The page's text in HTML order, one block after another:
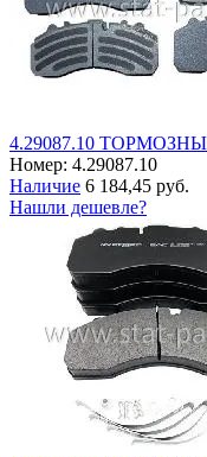
4.29087.10
Номер: 4.29087.10
Наличие 6 184,45 руб.
Нашли дешевле?